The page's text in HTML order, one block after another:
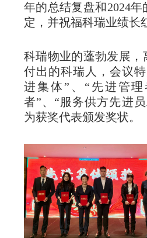
年的总结复盘和2024
定，并祝福科瑞业绩长
科瑞物业的蓬勃发展，
付出的科瑞人，会议
进集体”、“先进管
者”、“服务供方先进
为获奖代表颁发奖状。